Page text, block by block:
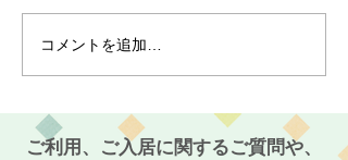
『クリスマスイベント開
催』!!～サービス付き高齢
国富～
コメントを追加…
ご利用、ご入居に関するご質問や、